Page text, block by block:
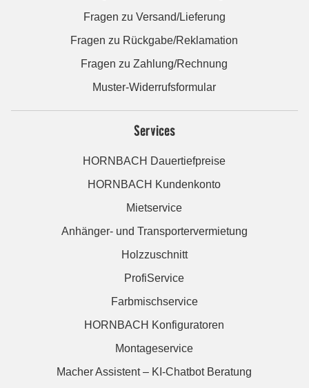
Fragen zu Versand/Lieferung
Fragen zu Rückgabe/Reklamation
Fragen zu Zahlung/Rechnung
Muster-Widerrufsformular
Services
HORNBACH Dauertiefpreise
HORNBACH Kundenkonto
Mietservice
Anhänger- und Transportervermietung
Holzzuschnitt
ProfiService
Farbmischservice
HORNBACH Konfiguratoren
Montageservice
Macher Assistent – KI-Chatbot Beratung